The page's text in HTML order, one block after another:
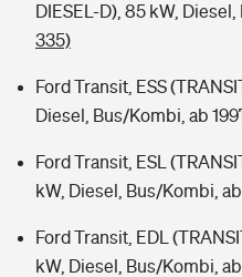
DIESEL-D), 85 kW,
335)
Ford Transit, ESS
Diesel, Bus/Kombi, ab
Ford Transit, ESL
kW, Diesel, Bus/Kombi,
Ford Transit, EDL
kW, Diesel, Bus/Kombi,